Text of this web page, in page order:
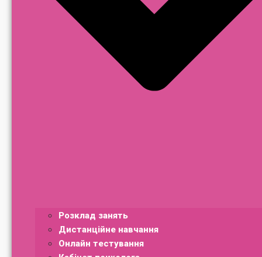
Розклад занять
Дистанційне навчання
Онлайн тестування